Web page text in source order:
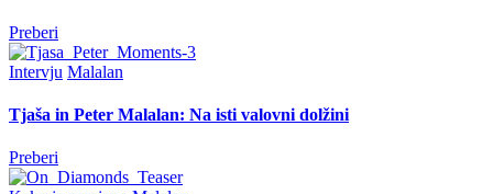
Preberi
Intervju Malalan
Tjaša in Peter Malalan: Na isti valovni dolžini
Preberi